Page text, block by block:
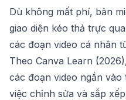
Dù không mất phí, bản
giao diện kéo thả trực
các đoạn video cá nhân
Theo Canva Learn
các đoạn video ngắn
việc chỉnh sửa và sắp